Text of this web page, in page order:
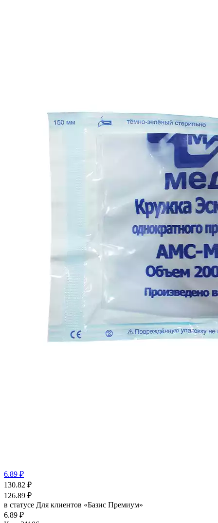
6.89 ₽
130.82 ₽
126.89 ₽
в статусе Для клиентов «Базис Премиум»
6.89 ₽